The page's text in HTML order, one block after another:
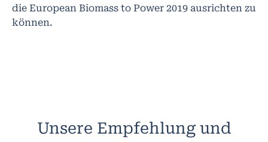
die European Biomass to Power 2019 ausrichten zu
können.
Unsere Empfehlung und